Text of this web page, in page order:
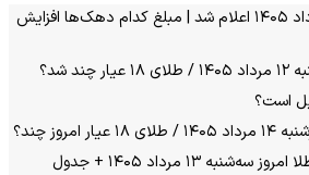
زمان شارژ کالابرگ مرداد ۱۴۰۵ اعلام شد | مبلغ کدام دهک‌ها افزایش
شد؟
است؟
چند؟
۱۳ مرداد ۱۴۰۵ + جدول